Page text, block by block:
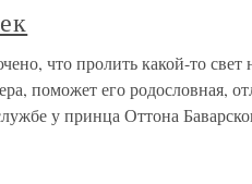
что пролить какой-то свет
поможет его родословная,
у принца Оттона